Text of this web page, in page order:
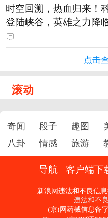
时空回溯，热血归来！
登陆峡谷，英雄之力降
斗！
点击
滚动
奇闻 段子 趣图
八卦
情感 旅游
导航 客户端下
新浪网违法和不良信
违法和不
(京)网药械信息备